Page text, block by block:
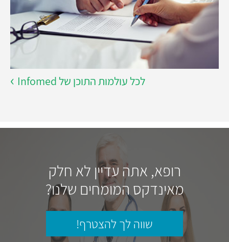
לכל עולמות התוכן של Infomed
רופא, אתה עדיין לא חלק
מאינדקס המומחים שלנו?
שווה לך להצטרף!